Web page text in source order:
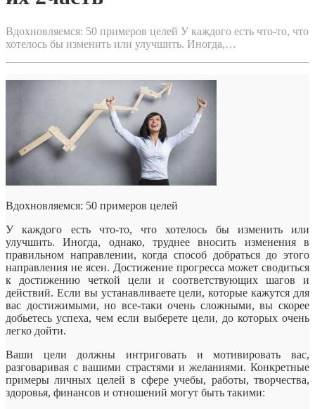
Вдохновляемся: 50 примеров целей У каждого есть что-то, что
хотелось бы изменить или улучшить. Иногда,…
Вдохновляемся: 50 примеров целей
У каждого есть что-то, что хотелось бы изменить или
улучшить. Иногда, однако, труднее вносить изменения в
правильном направлении, когда способ добраться до этого
направления не ясен. Достижение прогресса может сводиться
к достижению четкой цели и соответствующих шагов и
действий. Если вы устанавливаете цели, которые кажутся для
вас достижимыми, но все-таки очень сложными, вы скорее
добьетесь успеха, чем если выберете цели, до которых очень
легко дойти.
Ваши цели должны интриговать и мотивировать вас,
разговаривая с вашими страстями и желаниями. Конкретные
примеры личных целей в сфере учебы, работы, творчества,
здоровья, финансов и отношений могут быть такими: